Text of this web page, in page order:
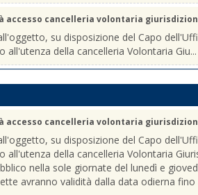
accesso cancelleria volontaria
su disposizione del Capo
all'utenza della cancelleria Volontaria
accesso cancelleria volontaria
su disposizione del Capo
all'utenza della cancelleria Volontaria
nella sole giornate del lunedì e
avranno validità dalla data odierna fino